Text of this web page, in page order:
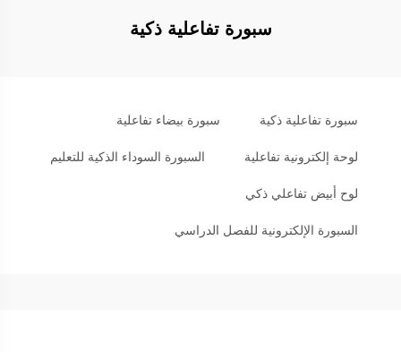
سبورة تفاعلية ذكية
سبورة تفاعلية ذكية سبورة بيضاء تفاعلية
لوحة إلكترونية تفاعلية السبورة السوداء الذكية للتعليم
لوح أبيض تفاعلي ذكي
السبورة الإلكترونية للفصل الدراسي